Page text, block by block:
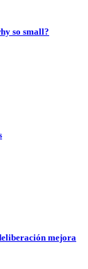
so small?
mejora